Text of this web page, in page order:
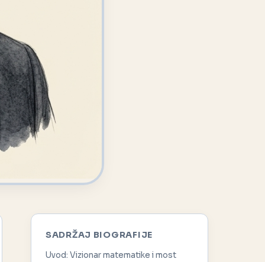
SADRŽAJ BIOGRAFIJE
Uvod: Vizionar matematike i most